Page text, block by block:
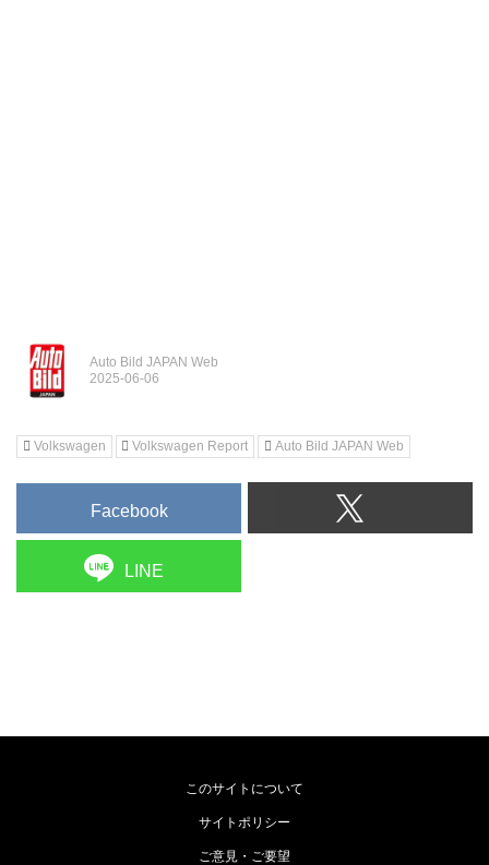
Auto Bild JAPAN Web
Volkswagen Volkswagen Report Auto Bild JAPAN Web
Facebook
LINE
このサイトについて
サイトポリシー
ご意見・ご要望